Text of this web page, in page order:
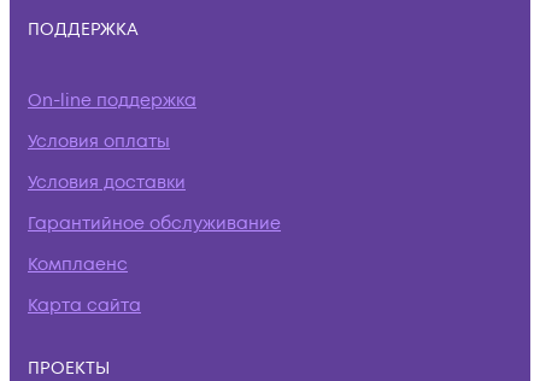
ПОДДЕРЖКА
On-line поддержка
Условия оплаты
Условия доставки
Гарантийное обслуживание
Комплаенс
Карта сайта
ПРОЕКТЫ